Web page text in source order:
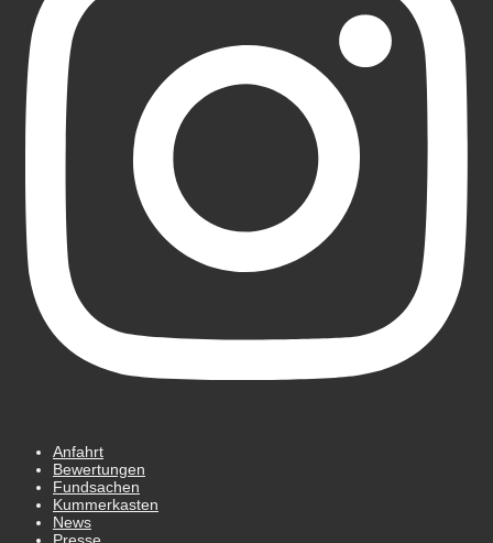
Anfahrt
Bewertungen
Fundsachen
Kummerkasten
News
Presse